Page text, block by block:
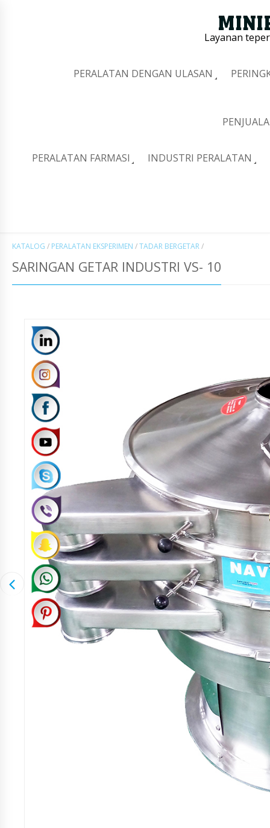
Layanan
PERALATAN DENGAN ULASAN
PERALATAN FARMASI INDUSTRI PERALATAN
KATALOG / PERALATAN EKSPERIMEN /TADAR BERGETAR/
SARINGAN GETAR INDUSTRI VS- 10